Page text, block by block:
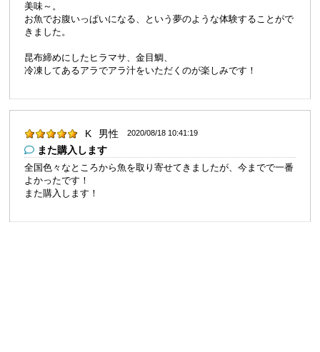
美味～。
お魚でお腹いっぱいになる、という夢のような体験することがで
きました。
昆布締めにしたヒラマサ、金目鯛、
冷凍してあるアラでアラ汁をいただくのが楽しみです！
K 男性 2020/08/18 10:41:19
また購入します
全国色々なところから魚を取り寄せてきましたが、今までで一番
よかったです！
また購入します！